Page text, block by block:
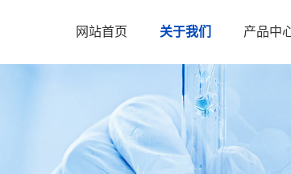
网站首页 关于我们 产品中